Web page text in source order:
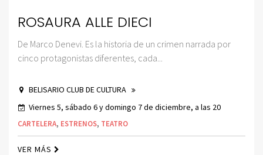
ROSAURA ALLE DIECI
De Marco Denevi. Es la historia de un crimen narrada por
cinco protagonistas diferentes, cada...
BELISARIO CLUB DE CULTURA
Viernes 5, sábado 6 y domingo 7 de diciembre, a las 20
CARTELERA, ESTRENOS, TEATRO
VER MÁS